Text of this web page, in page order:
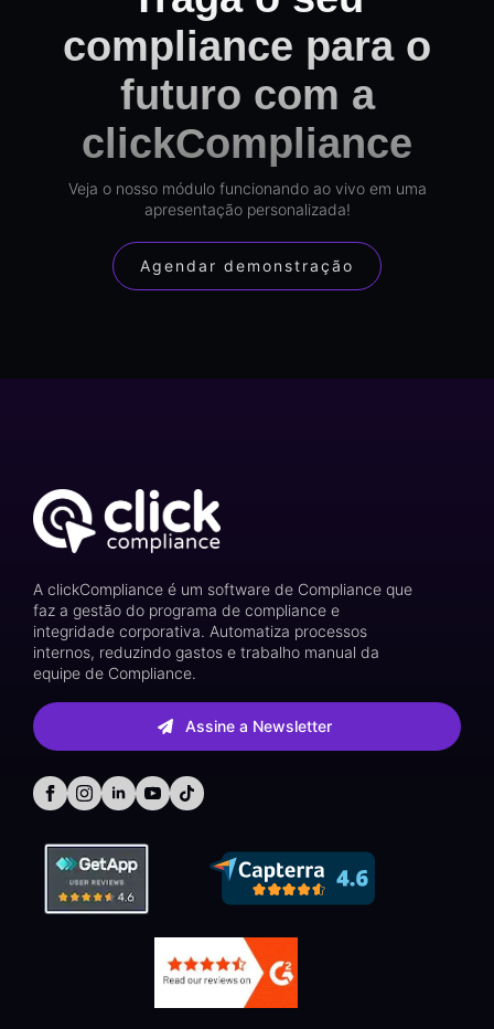
compliance para o
futuro com a
clickCompliance
Veja o nosso módulo funcionando ao vivo em uma
apresentação personalizada!
Agendar demonstração
A clickCompliance é um software de Compliance que
faz a gestão do programa de compliance e
integridade corporativa. Automatiza processos
internos, reduzindo gastos e trabalho manual da
equipe de Compliance.
Assine a Newsletter